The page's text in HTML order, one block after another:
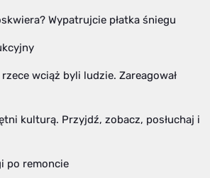
Wypatrujcie płatka śniegu
rzece wciąż byli ludzie. Zareagował
kulturą. Przyjdź, zobacz, posłuchaj i
po remoncie